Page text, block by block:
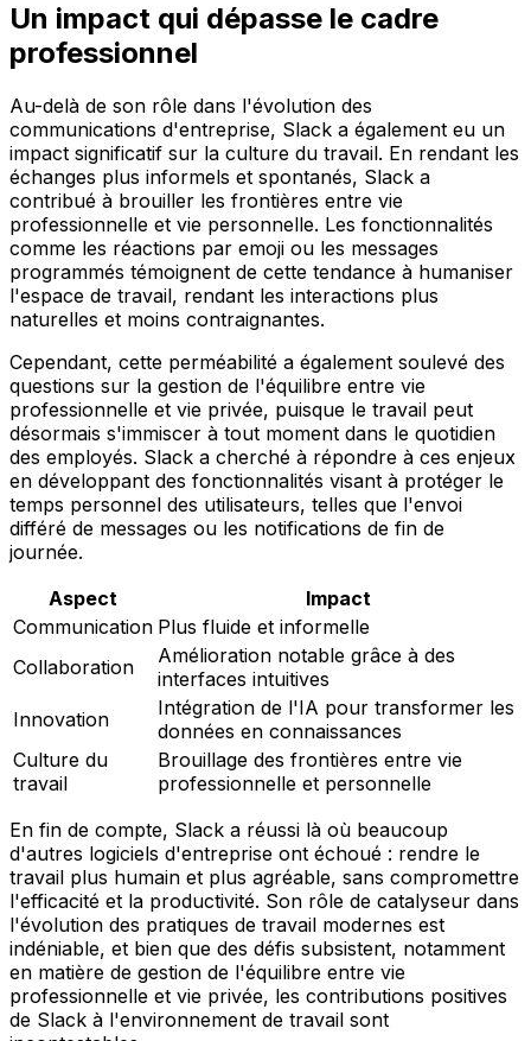
Un impact qui dépasse le cadre
professionnel
Au-delà de son rôle dans l'évolution des
communications d'entreprise, Slack a également eu un
impact significatif sur la culture du travail. En rendant les
échanges plus informels et spontanés, Slack a
contribué à brouiller les frontières entre vie
professionnelle et vie personnelle. Les fonctionnalités
comme les réactions par emoji ou les messages
programmés témoignent de cette tendance à humaniser
l'espace de travail, rendant les interactions plus
naturelles et moins contraignantes.
Cependant, cette perméabilité a également soulevé des
questions sur la gestion de l'équilibre entre vie
professionnelle et vie privée, puisque le travail peut
désormais s'immiscer à tout moment dans le quotidien
des employés. Slack a cherché à répondre à ces enjeux
en développant des fonctionnalités visant à protéger le
temps personnel des utilisateurs, telles que l'envoi
différé de messages ou les notifications de fin de
journée.
Aspect
Impact
Communication Plus fluide et informelle
Collaboration
Amélioration notable grâce à des
interfaces intuitives
Innovation
Intégration de l'IA pour transformer les
données en connaissances
Culture du
travail
Brouillage des frontières entre vie
professionnelle et personnelle
En fin de compte, Slack a réussi là où beaucoup
d'autres logiciels d'entreprise ont échoué : rendre le
travail plus humain et plus agréable, sans compromettre
l'efficacité et la productivité. Son rôle de catalyseur dans
l'évolution des pratiques de travail modernes est
indéniable, et bien que des défis subsistent, notamment
en matière de gestion de l'équilibre entre vie
professionnelle et vie privée, les contributions positives
de Slack à l'environnement de travail sont